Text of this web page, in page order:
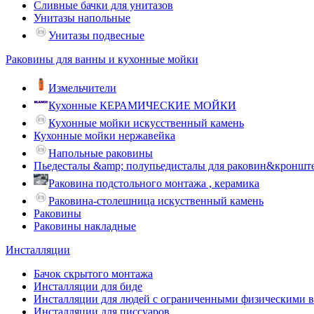
Сливные бачки для унитазов
Унитазы напольные
Унитазы подвесные
Раковины для ванны и кухонные мойки
Измельчители
Кухонные КЕРАМИЧЕСКИЕ МОЙКИ
Кухонные мойки искусственный камень
Кухонные мойки нержавейка
Напольные раковины
Пьедесталы &amp; полупьедисталы для
Раковина подстольного монтажа , керамика
Раковина-столешница искуственный камень
Раковины
Раковины накладные
Инсталляции
Бачок скрытого монтажа
Инсталляции для биде
Инсталляции для людей с ограниченными физическими